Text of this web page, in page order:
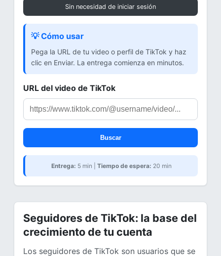
Sin necesidad de iniciar sesión
💡 Cómo usar
Pega la URL de tu video o perfil de TikTok y haz
clic en Enviar. La entrega comienza en minutos.
URL del video de TikTok
Buscar
Entrega: 5 min | Tiempo de espera: 20 min
Seguidores de TikTok: la base del
crecimiento de tu cuenta
Los seguidores de TikTok son usuarios que se